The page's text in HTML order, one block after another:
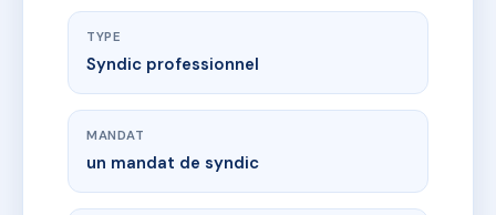
TYPE
Syndic professionnel
MANDAT
un mandat de syndic